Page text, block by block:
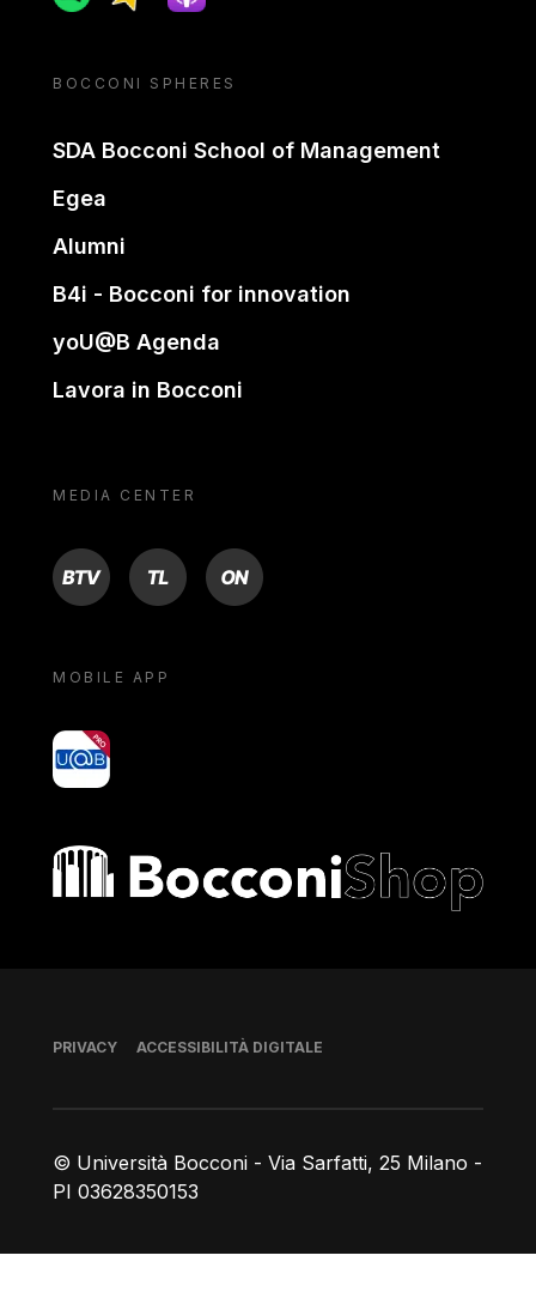
BOCCONI SPHERES
SDA Bocconi School of Management
Egea
Alumni
B4i - Bocconi for innovation
yoU@B Agenda
Lavora in Bocconi
MEDIA CENTER
BTV TL ON
MOBILE APP
yoU@B
Bocconi shop
© Università Bocconi - Via Sarfatti, 25 Milano -
PI 03628350153
Piè di pagina
PRIVACY ACCESSIBILITÀ DIGITALE